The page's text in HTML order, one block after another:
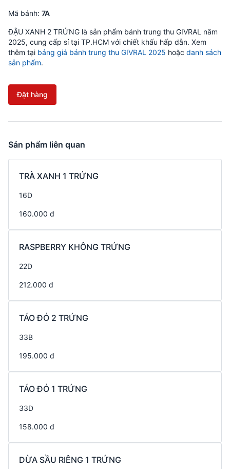
Mã bánh: 7A
ĐẬU XANH 2 TRỨNG là sản phẩm bánh trung thu GIVRAL năm
2025, cung cấp sỉ tại TP.HCM với chiết khấu hấp dẫn. Xem
thêm tại bảng giá bánh trung thu GIVRAL 2025 hoặc danh sách
sản phẩm.
Đặt hàng
Sản phẩm liên quan
TRÀ XANH 1 TRỨNG
16D
160.000 đ
RASPBERRY KHÔNG TRỨNG
22D
212.000 đ
TÁO ĐỎ 2 TRỨNG
33B
195.000 đ
TÁO ĐỎ 1 TRỨNG
33D
158.000 đ
DỪA SẦU RIÊNG 1 TRỨNG